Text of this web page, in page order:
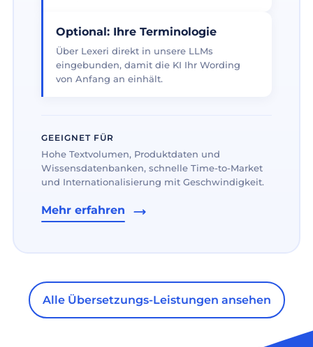
Optional: Ihre Terminologie
Über Lexeri direkt in unsere LLMs
eingebunden, damit die KI Ihr Wording
von Anfang an einhält.
GEEIGNET FÜR
Hohe Textvolumen, Produktdaten und
Wissensdatenbanken, schnelle Time-to-Market
und Internationalisierung mit Geschwindigkeit.
Mehr erfahren
Alle Übersetzungs-Leistungen ansehen